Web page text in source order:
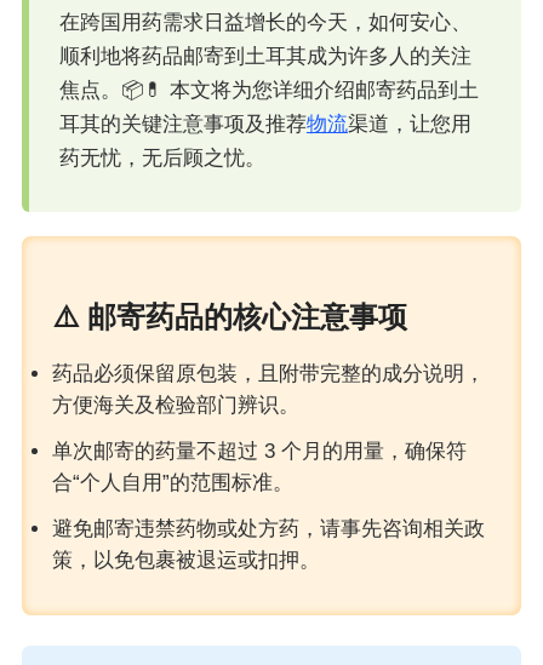
在跨国用药需求日益增长的今天，如何安心、
顺利地将药品邮寄到土耳其成为许多人的关注
焦点。📦💊 本文将为您详细介绍邮寄药品到土
耳其的关键注意事项及推荐物流渠道，让您用
药无忧，无后顾之忧。
⚠️ 邮寄药品的核心注意事项
药品必须保留原包装，且附带完整的成分说明，
方便海关及检验部门辨识。
单次邮寄的药量不超过 3 个月的用量，确保符
合“个人自用”的范围标准。
避免邮寄违禁药物或处方药，请事先咨询相关政
策，以免包裹被退运或扣押。